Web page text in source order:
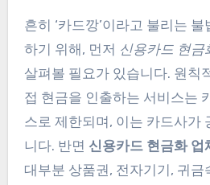
흔히 ‘카드깡’이라고 불리는
하기 위해, 먼저 신용카드 현금
살펴볼 필요가 있습니다. 원칙
접 현금을 인출하는 서비스는
스로 제한되며, 이는 카드사가
니다. 반면 신용카드 현금화 업
대부분 상품권, 전자기기, 귀금